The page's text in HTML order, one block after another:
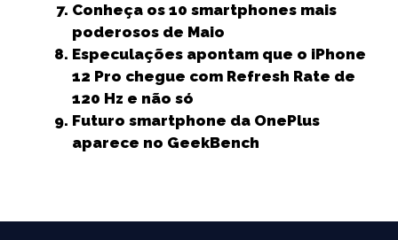
Conheça os 10 smartphones mais
poderosos de Maio
Especulações apontam que o iPhone
12 Pro chegue com Refresh Rate de
120 Hz e não só
Futuro smartphone da OnePlus
aparece no GeekBench